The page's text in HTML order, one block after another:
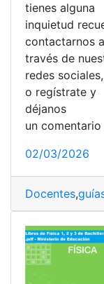
tienes alguna
inquietud
contactarnos a
través de
redes sociales,
o regístrate y
déjanos
un comentario
02/03/2026
Docentes,